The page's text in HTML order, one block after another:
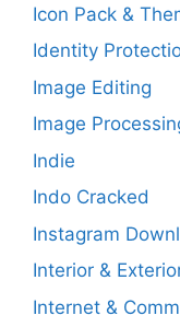
Icon Pack &
Identity
Image Editing
Image
Indie
Indo Cracked
Instagram
Interior &
Internet &